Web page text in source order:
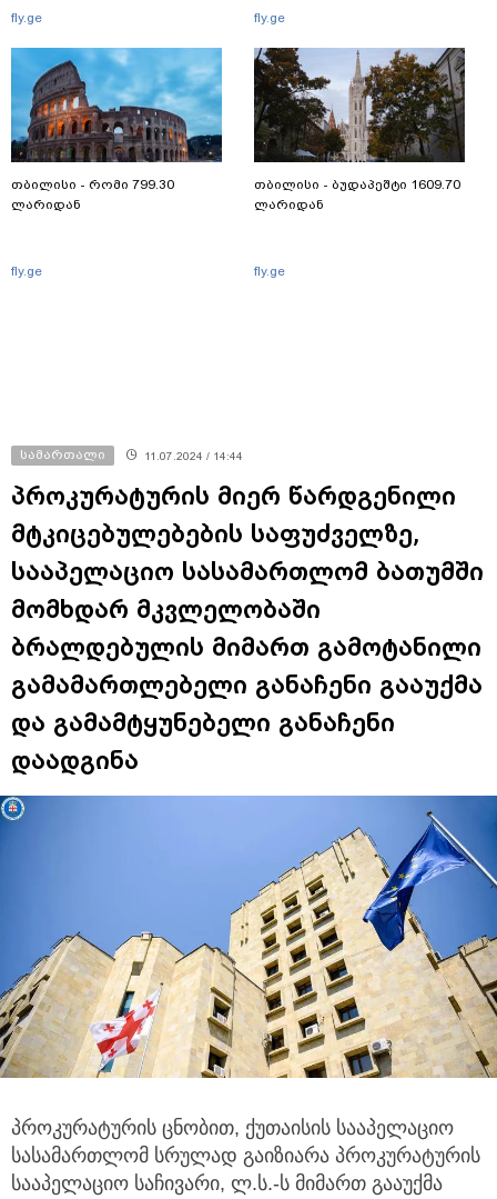
fly.ge
თბილისი - რომი 799.30
ლარიდან
fly.ge
fly.ge
თბილისი - ბუდაპეშტი 1609.70
ლარიდან
fly.ge
სამართალი 11.07.2024 / 14:44
პროკურატურის მიერ წარდგენილი
მტკიცებულებების საფუძველზე,
სააპელაციო სასამართლომ ბათუმში
მომხდარ მკვლელობაში
ბრალდებულის მიმართ გამოტანილი
გამამართლებელი განაჩენი გააუქმა
და გამამტყუნებელი განაჩენი
დაადგინა
პროკურატურის ცნობით, ქუთაისის სააპელაციო
სასამართლომ სრულად გაიზიარა პროკურატურის
სააპელაციო საჩივარი, ლ.ს.-ს მიმართ გააუქმა